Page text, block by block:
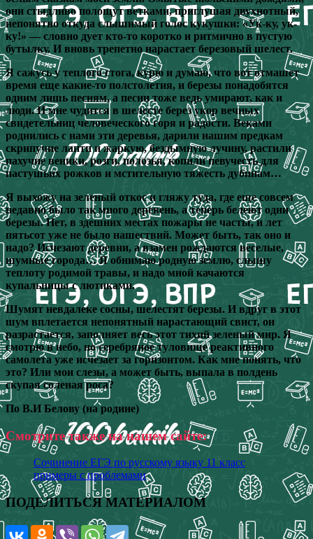
они стыдливо полощут ветками, приглушая двухнотный,
непонятно откуда слышимый голос кукушки: «Ук-ку, ук-
ку!» — словно дует кто-то коротко и ритмично в пустую
бутылку. И вновь трепетно нарастает березовый шелест.
Я сажусь у теплого стога, курю и думаю, что вот отмашет
время еще какие-то полстолетия, и березы понадобятся
одним лишь песням, а песни тоже ведь умирают, как и
люди. И мне чудится в шелесте берез укор вечных
свидетельниц человеческого горя и радости. Веками
роднились с нами эти деревья, дарили нашим предкам
скрипучие лапти и жаркую, бездымную лучину, растили
пахучие веники, розги, полозья, копили певучесть для
пастушьих рожков и мстительную тяжесть дубинам…
Я выхожу на зеленый откос и гляжу туда, где еще совсем
недавно было так много деревень, а теперь белеют одни
березы. Нет, в здешних местах пожары не часты, и лет
пятьсот уже не было нашествий. Может быть, так оно и
надо? Исчезают деревни, а взамен рождаются веселые,
шумные города… Я обнимаю родную землю, слышу
теплоту родимой травы, и надо мной качаются
купальницы с лютиками.
Шумят невдалеке сосны, шелестят березы. И вдруг в этот
шум вплетается непонятный нарастающий свист, он
разрастается, заполняет весь этот тихий зеленый мир. Я
смотрю в небо, но серебряное туловище реактивного
самолета уже исчезает за горизонтом. Как мне понять, что
это? Или мои слезы, а может быть, выпала в полдень
скупая соленая роса?
По В.И Белову (на родине)
Смотрите также на нашем сайте:
Сочинение ЕГЭ по русскому языку 11 класс
примеры с проблемами
ПОДЕЛИТЬСЯ МАТЕРИАЛОМ